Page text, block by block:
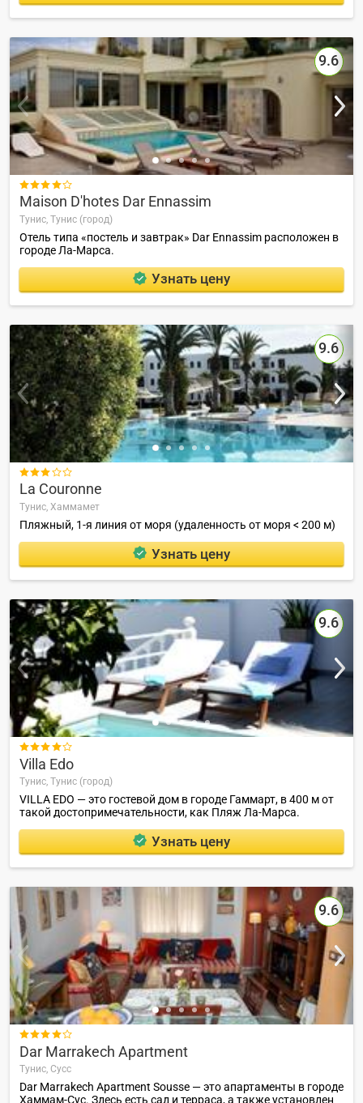
9.6

Maison D'hotes Dar Ennassim
Тунис, Тунис (город)
Отель типа «постель и завтрак» Dar Ennassim расположен в
городе Ла-Марса.
Узнать цену
9.6

La Couronne
Тунис, Хаммамет
Пляжный, 1-я линия от моря (удаленность от моря < 200 м)
Узнать цену
9.6

Villa Edo
Тунис, Тунис (город)
VILLA EDO — это гостевой дом в городе Гаммарт, в 400 м от
такой достопримечательности, как Пляж Ла-Марса.
Узнать цену
9.6

Dar Marrakech Apartment
Тунис, Сусс
Dar Marrakech Apartment Sousse — это апартаменты в городе
Хаммам-Сус. Здесь есть сад и терраса, а также установлен